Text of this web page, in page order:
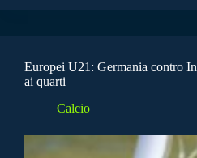
Europei U21: Germania contro
ai quarti
Calcio